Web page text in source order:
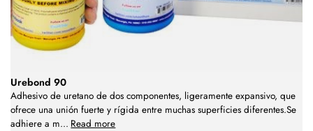
Urebond 90
Adhesivo de uretano de dos componentes, ligeramente expansivo, que
ofrece una unión fuerte y rígida entre muchas superficies diferentes.Se
adhiere a m... Read more